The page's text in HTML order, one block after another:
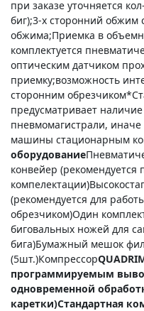
при заказе уточняется
биг);3-х сторонний обжим
обжима;Приемка в
комплектуется
оптическим датчиком
приемку;возможность
сторонним
предусматривает
пневмомагистрали, иначе
машины стационарным
оборудование
конвейер (рекомендуется
(рекомендуется для
обрезчиком)Один
биговальных ножей для
бига)Бумажный мешок
(5шт.)Компрессор
программируемым
одновременной
каретки)Стандартная